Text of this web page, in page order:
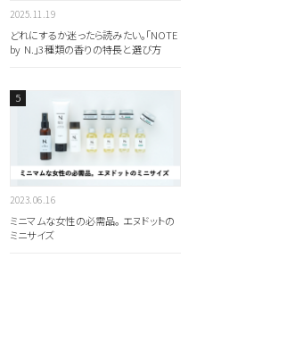
2025.11.19
どれにするか迷ったら読みたい。「NOTE
by N.」3種類の香りの特長と選び方
2023.06.16
ミニマムな女性の必需品。 エヌドットの
ミニサイズ